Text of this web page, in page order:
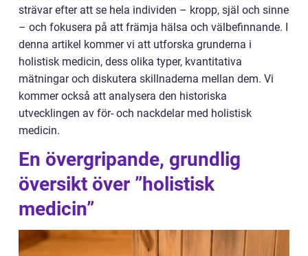
strävar efter att se hela individen – kropp, själ och sinne
– och fokusera på att främja hälsa och välbefinnande. I
denna artikel kommer vi att utforska grunderna i
holistisk medicin, dess olika typer, kvantitativa
mätningar och diskutera skillnaderna mellan dem. Vi
kommer också att analysera den historiska
utvecklingen av för- och nackdelar med holistisk
medicin.
En övergripande, grundlig
översikt över ”holistisk
medicin”